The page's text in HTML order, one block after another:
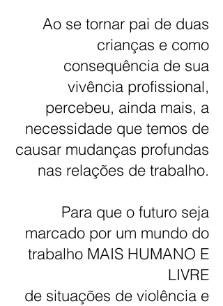
Ao se tornar pai de duas
crianças e como
consequência de sua
vivência profissional,
percebeu, ainda mais, a
necessidade que temos de
causar mudanças profundas
nas relações de trabalho.
Para que o futuro seja
marcado por um mundo do
trabalho MAIS HUMANO E
LIVRE
de situações de violência e